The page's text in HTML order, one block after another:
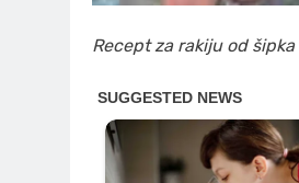
Recept za rakiju od